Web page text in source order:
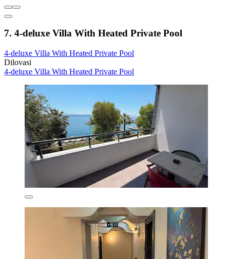
7. 4-deluxe Villa With Heated Private Pool
4-deluxe Villa With Heated Private Pool
Dilovasi
4-deluxe Villa With Heated Private Pool